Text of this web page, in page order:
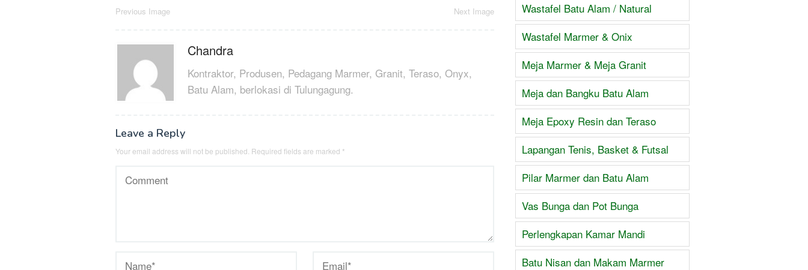
Post
Previous Image Next Image
Chandra
Kontraktor, Produsen, Pedagang Marmer, Granit, Teraso, Onyx,
Batu Alam, berlokasi di Tulungagung.
Leave a Reply
Your email address will not be published. Required fields are marked *
Wastafel Batu Alam / Natural
Wastafel Marmer & Onix
Meja Marmer & Meja Granit
Meja dan Bangku Batu Alam
Meja Epoxy Resin dan Teraso
Lapangan Tenis, Basket & Futsal
Pilar Marmer dan Batu Alam
Vas Bunga dan Pot Bunga
Perlengkapan Kamar Mandi
Batu Nisan dan Makam Marmer